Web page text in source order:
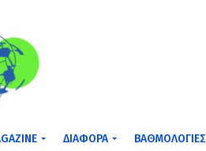
ΔΙΆΦΟΡΑ ΒΑΘΜΟΛΟΓΊΕΣ